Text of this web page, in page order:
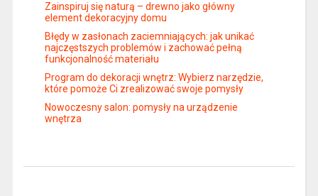
Zainspiruj się naturą – drewno jako główny
element dekoracyjny domu
Błędy w zasłonach zaciemniających: jak unikać
najczęstszych problemów i zachować pełną
funkcjonalność materiału
Program do dekoracji wnętrz: Wybierz narzędzie,
które pomoże Ci zrealizować swoje pomysły
Nowoczesny salon: pomysły na urządzenie
wnętrza